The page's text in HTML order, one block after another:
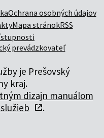
Ochrana osobných údajov
Mapa stránokRSS
prevádzkovateľ
je Prešovský
kraj.
dizajn manuálom
.